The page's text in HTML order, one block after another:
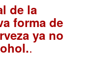
de la
forma de
ya no
.